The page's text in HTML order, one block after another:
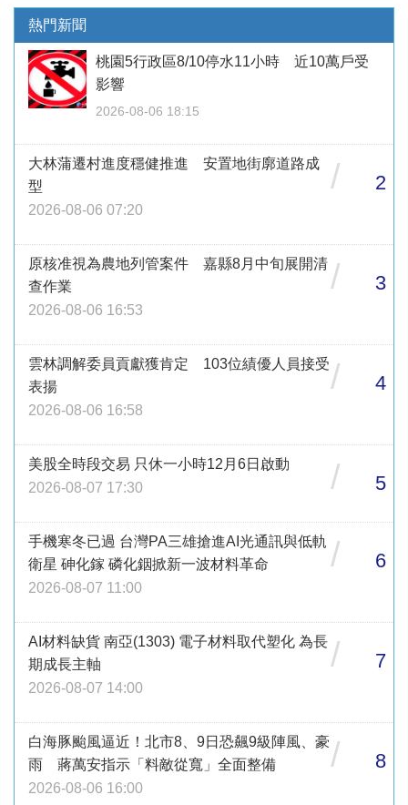
熱門新聞
桃園5行政區8/10停水11小時 近10萬戶受
影響
2026-08-06 18:15
大林蒲遷村進度穩健推進 安置地街廓道路成
型
2026-08-06 07:20
/ 2
原核准視為農地列管案件 嘉縣8月中旬展開清
查作業
2026-08-06 16:53
/ 3
雲林調解委員貢獻獲肯定 103位績優人員接受
表揚
2026-08-06 16:58
/ 4
美股全時段交易 只休一小時12月6日啟動
2026-08-07 17:30
/ 5
手機寒冬已過 台灣PA三雄搶進AI光通訊與低軌
衛星 砷化鎵 磷化銦掀新一波材料革命
2026-08-07 11:00
/ 6
AI材料缺貨 南亞(1303) 電子材料取代塑化 為長
期成長主軸
2026-08-07 14:00
/ 7
白海豚颱風逼近！北市8、9日恐飆9級陣風、豪
雨 蔣萬安指示「料敵從寬」全面整備
2026-08-06 16:00
/ 8